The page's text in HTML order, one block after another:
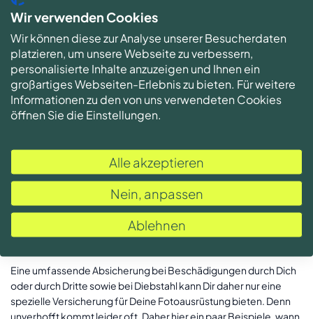
perfekter Absicherung? Leider nein. Denn
eine Reisegepäckversicherung leistet nämlich nur, wenn Deine
Kamera durch die Straftat eines Dritten, Unfälle des
Transportmittels oder im Gewahrsam eines
Beförderungsunternehmens, eines Beherbergungsbetriebes
oder einer Gepäckaufbewahrung abhanden kommt oder
beschädigt wird.
Im Klartext: Schäden an Deiner Kamera durch
ist nicht jede Art von Diebstahl vollständig versichert. Somit ist
Deine Kamera bei der Reisegepäckversicherung nicht
ausreichend geschützt. Im folgenden Abschnitt haben wir
nochmal drei typische Schadenfälle zusammengetragen, die in
der Kameraversicherung versichert sind.
Eine umfassende Absicherung bei Beschädigungen durch Dich
oder durch Dritte sowie bei Diebstahl kann Dir daher nur eine
spezielle Versicherung für Deine Fotoausrüstung bieten. Denn
unverhofft kommt leider oft. Daher hier ein paar Beispiele, wann
Wir verwenden Cookies
Wir können diese zur Analyse unserer Besucherdaten
platzieren, um unsere Webseite zu verbessern,
personalisierte Inhalte anzuzeigen und Ihnen ein
großartiges Webseiten-Erlebnis zu bieten. Für weitere
Informationen zu den von uns verwendeten Cookies
öffnen Sie die Einstellungen.
Alle akzeptieren
Nein, anpassen
Ablehnen